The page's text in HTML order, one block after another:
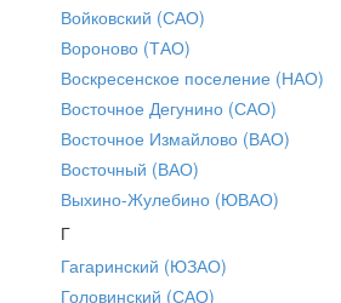
Войковский (САО)
Вороново (ТАО)
Воскресенское поселение (НАО)
Восточное Дегунино (САО)
Восточное Измайлово (ВАО)
Восточный (ВАО)
Выхино-Жулебино (ЮВАО)
Г
Гагаринский (ЮЗАО)
Головинский (САО)